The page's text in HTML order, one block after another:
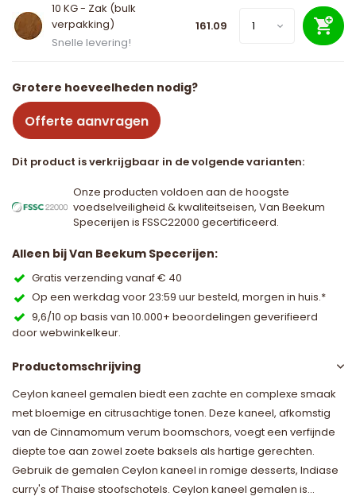
10 KG - Zak (bulk
verpakking)
Snelle levering!
161.09
Grotere hoeveelheden nodig?
Offerte aanvragen
Dit product is verkrijgbaar in de volgende varianten:
Onze producten voldoen aan de hoogste
voedselveiligheid & kwaliteitseisen, Van Beekum
Specerijen is FSSC22000 gecertificeerd.
Alleen bij Van Beekum Specerijen:
Gratis verzending vanaf € 40
Op een werkdag voor 23:59 uur besteld, morgen in huis.*
9,6/10 op basis van 10.000+ beoordelingen geverifieerd
door webwinkelkeur.
Productomschrijving
Ceylon kaneel gemalen biedt een zachte en complexe smaak
met bloemige en citrusachtige tonen. Deze kaneel, afkomstig
van de Cinnamomum verum boomschors, voegt een verfijnde
diepte toe aan zowel zoete baksels als hartige gerechten.
Gebruik de gemalen Ceylon kaneel in romige desserts, Indiase
curry's of Thaise stoofschotels. Ceylon kaneel gemalen is...